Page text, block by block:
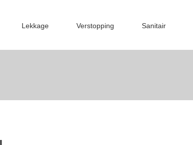
Lekkage Verstopping Sanitair